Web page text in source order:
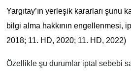
Yargıtay’ın yerleşik kararları şunu
bilgi alma hakkının engellenmesi,
2018; 11. HD, 2020; 11. HD, 2022)
Özellikle şu durumlar iptal sebebi